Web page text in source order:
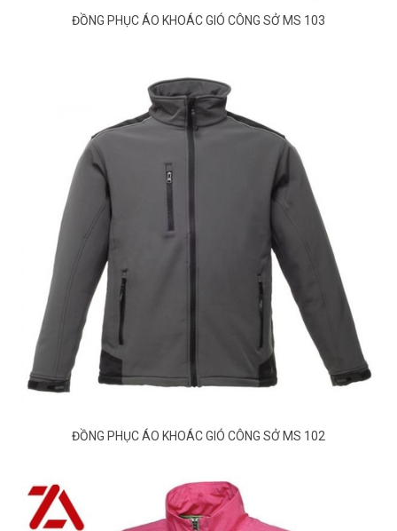
ĐỒNG PHỤC ÁO KHOÁC GIÓ CÔNG SỞ MS 103
ĐỒNG PHỤC ÁO KHOÁC GIÓ CÔNG SỞ MS 102